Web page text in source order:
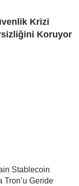
Krizi
Koruyor
Stablecoin
Tron’u Geride